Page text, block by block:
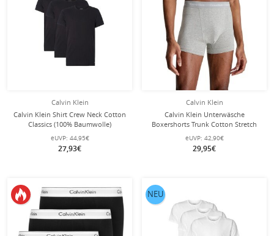
Calvin Klein
Calvin Klein Shirt Crew Neck Cotton
Classics (100% Baumwolle)
Unterwäsche schwarz Herren - 3er
Pack
eUVP: 44,95€
27,93€
Calvin Klein
Calvin Klein Unterwäsche
Boxershorts Trunk Cotton Stretch
(Baumwolle) grau Herren - 3 Stück
eUVP: 42,90€
29,95€
NEU